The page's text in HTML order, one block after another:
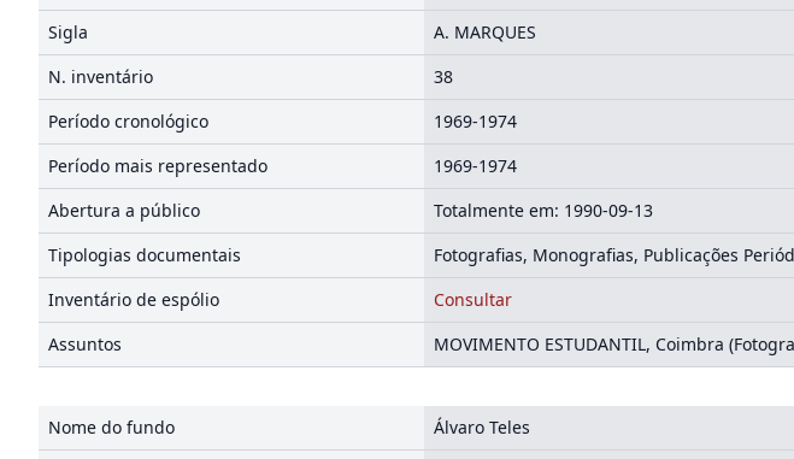
Sigla
A. MARQUES
N. inventário
38
Período cronológico
1969-1974
Período mais representado
1969-1974
Abertura a público
Totalmente em: 1990-09-13
Tipologias documentais
Fotografias, Monografias, Publicações
Inventário de espólio
Consultar
Assuntos
MOVIMENTO ESTUDANTIL, Coimbra
Nome do fundo
Álvaro Teles